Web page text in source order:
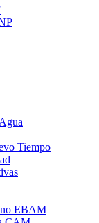
Tiempo
EBAM